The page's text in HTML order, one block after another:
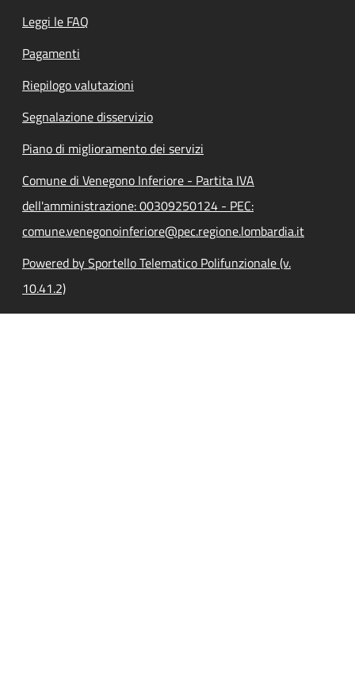
Leggi le FAQ
Pagamenti
Riepilogo valutazioni
Segnalazione disservizio
Piano di miglioramento dei servizi
Comune di Venegono Inferiore - Partita IVA
dell'amministrazione: 00309250124 - PEC:
comune.venegonoinferiore@pec.regione.lombardia.it
Powered by Sportello Telematico Polifunzionale (v.
10.41.2)